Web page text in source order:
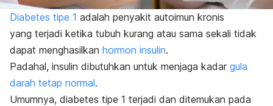
Diabetes tipe 1 adalah penyakit autoimun kronis
yang terjadi ketika tubuh kurang atau sama sekali tidak
dapat menghasilkan hormon insulin.
Padahal, insulin dibutuhkan untuk menjaga kadar gula
darah tetap normal.
Umumnya, diabetes tipe 1 terjadi dan ditemukan pada